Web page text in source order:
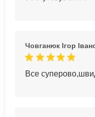
Човганюк Ігор
Все